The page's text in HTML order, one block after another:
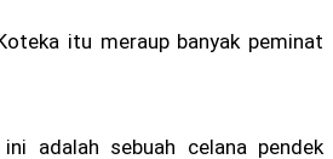
itu meraup banyak peminat
adalah sebuah celana pendek